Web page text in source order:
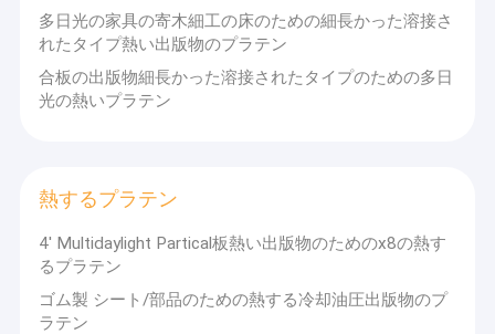
多日光の家具の寄木細工の床のための細長かった溶接さ
れたタイプ熱い出版物のプラテン
合板の出版物細長かった溶接されたタイプのための多日
光の熱いプラテン
熱するプラテン
4' Multidaylight Partical板熱い出版物のためのx8の熱す
るプラテン
ゴム製 シート/部品のための熱する冷却油圧出版物のプ
ラテン